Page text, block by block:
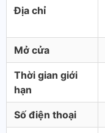
Địa chỉ
Mở cửa
Thời gian giới
hạn
Số điện thoại